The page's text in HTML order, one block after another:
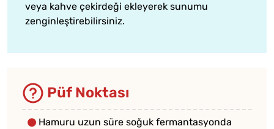
veya kahve çekirdeği ekleyerek sunumu
zenginleştirebilirsiniz.
Püf Noktası
Hamuru uzun süre soğuk fermantasyonda